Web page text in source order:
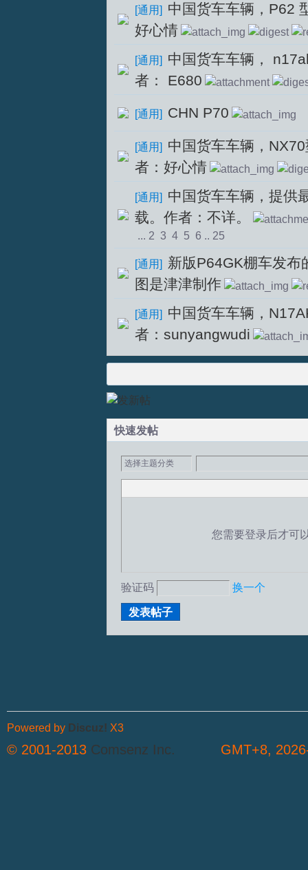
[通用]
中国货车车辆，P62
好心情
[通用]
中国货车车辆，
者： E680
[通用] CHN P70
[通用]
中国货车车辆，
者：好心情
[通用]
中国货车车辆，提供
载。作者：不详。
... 2 3 4 5 6 .. 25
[通用]
新版P64GK棚车发布
图是津津制作
[通用]
中国货车车辆，
者：sunyangwudi
快速发帖
选择主题分类
您需要登录后才可
验证码 换一个
发表帖子
GMT+8,
Powered by Discuz! X3
© 2001-2013 Comsenz Inc.